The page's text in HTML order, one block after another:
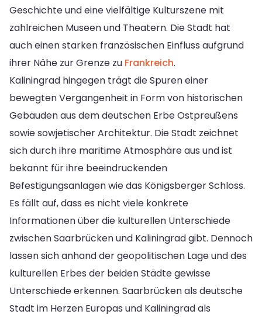
Geschichte und eine vielfältige Kulturszene mit
zahlreichen Museen und Theatern. Die Stadt hat
auch einen starken französischen Einfluss aufgrund
ihrer Nähe zur Grenze zu Frankreich.
Kaliningrad hingegen trägt die Spuren einer
bewegten Vergangenheit in Form von historischen
Gebäuden aus dem deutschen Erbe Ostpreußens
sowie sowjetischer Architektur. Die Stadt zeichnet
sich durch ihre maritime Atmosphäre aus und ist
bekannt für ihre beeindruckenden
Befestigungsanlagen wie das Königsberger Schloss.
Es fällt auf, dass es nicht viele konkrete
Informationen über die kulturellen Unterschiede
zwischen Saarbrücken und Kaliningrad gibt. Dennoch
lassen sich anhand der geopolitischen Lage und des
kulturellen Erbes der beiden Städte gewisse
Unterschiede erkennen. Saarbrücken als deutsche
Stadt im Herzen Europas und Kaliningrad als